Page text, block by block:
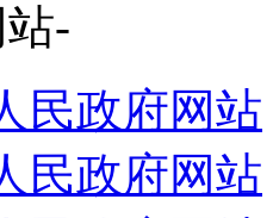
-
民政府网站
民政府网站